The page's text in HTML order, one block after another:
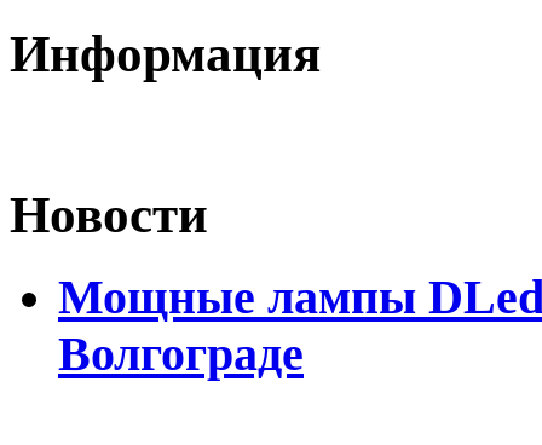
Информация
Новости
Мощные лампы DLed
Волгограде